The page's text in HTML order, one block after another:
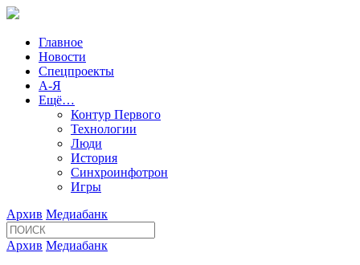
Главное
Новости
Спецпроекты
А-Я
Ещё…
Контур Первого
Технологии
Люди
История
Синхроинфотрон
Игры
Архив Медиабанк
Архив Медиабанк